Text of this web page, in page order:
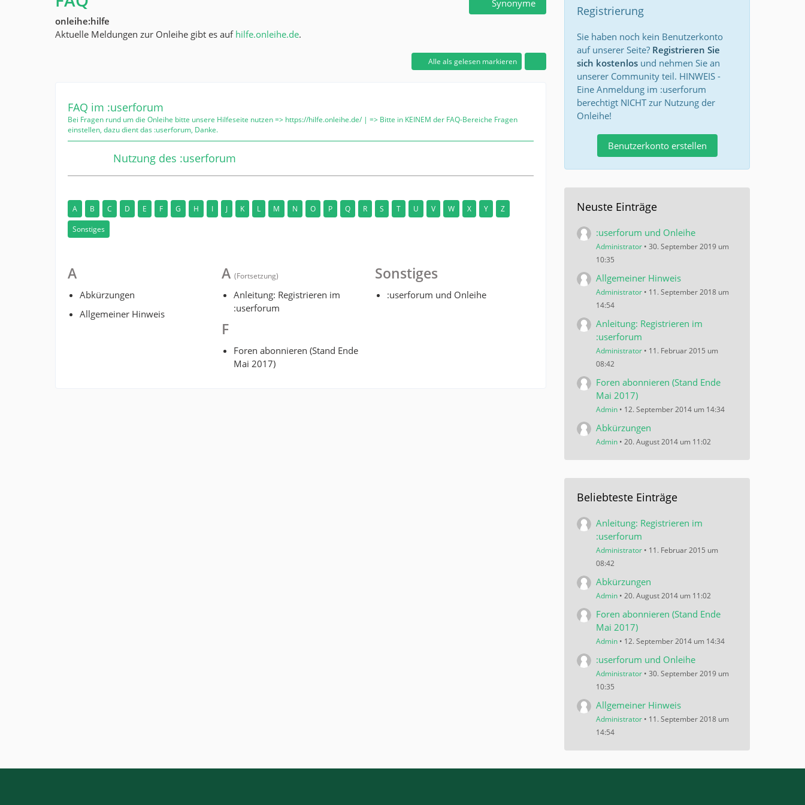
Synonyme
onleihe:hilfe
Aktuelle Meldungen zur Onleihe gibt es auf hilfe.onleihe.de.
Alle als gelesen markieren
FAQ im :userforum
Bei Fragen rund um die Onleihe bitte unsere Hilfeseite nutzen => https://hilfe.onleihe.de/ | => Bitte in KEINEM der FAQ-Bereiche Fragen
einstellen, dazu dient das :userforum, Danke.
Nutzung des :userforum
A B C D E F G H I J K L M N O P Q R S T U V W X Y
Z
Sonstiges
A
Abkürzungen
Allgemeiner Hinweis
A (Fortsetzung)
Anleitung: Registrieren im
:userforum
F
Foren abonnieren (Stand Ende
Mai 2017)
Sonstiges
:userforum und Onleihe
Registrierung
Sie haben noch kein Benutzerkonto
auf unserer Seite? Registrieren Sie
sich kostenlos und nehmen Sie an
unserer Community teil. HINWEIS -
Eine Anmeldung im :userforum
berechtigt NICHT zur Nutzung der
Onleihe!
Benutzerkonto erstellen
Neuste Einträge
:userforum und Onleihe
Administrator
30. September 2019 um
10:35
Allgemeiner Hinweis
Administrator
11. September 2018 um
14:54
Anleitung: Registrieren im
:userforum
Administrator
11. Februar 2015 um
08:42
Foren abonnieren (Stand Ende
Mai 2017)
Admin 12. September 2014 um 14:34
Abkürzungen
Admin 20. August 2014 um 11:02
Beliebteste Einträge
Anleitung: Registrieren im
:userforum
Administrator
11. Februar 2015 um
08:42
Abkürzungen
Admin 20. August 2014 um 11:02
Foren abonnieren (Stand Ende
Mai 2017)
Admin 12. September 2014 um 14:34
:userforum und Onleihe
Administrator
30. September 2019 um
10:35
Allgemeiner Hinweis
Administrator
11. September 2018 um
14:54